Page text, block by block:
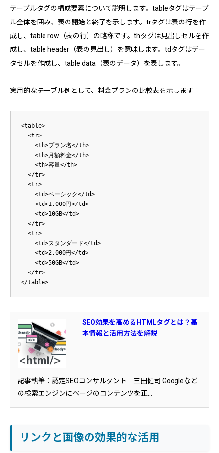
テーブルタグの構成要素について説明します。tableタグはテーブ
ル全体を囲み、表の開始と終了を示します。trタグは表の行を作
成し、table row（表の行）の略称です。thタグは見出しセルを作
成し、table header（表の見出し）を意味します。tdタグはデー
タセルを作成し、table data（表のデータ）を表します。
実用的なテーブル例として、料金プランの比較表を示します：
<table>
SEO効果を高めるHTMLタグとは？基
本情報と活用方法を解説
記事執筆：認定SEOコンサルタント 三田健司 Googleなど
の検索エンジンにページのコンテンツを正...
リンクと画像の効果的な活用